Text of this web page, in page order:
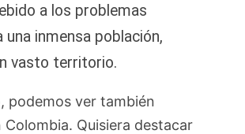
a los problemas
una inmensa población,
vasto territorio.
podemos ver también
Colombia. Quisiera destacar